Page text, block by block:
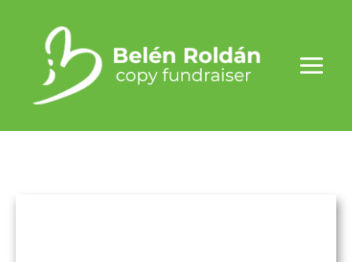
contenido